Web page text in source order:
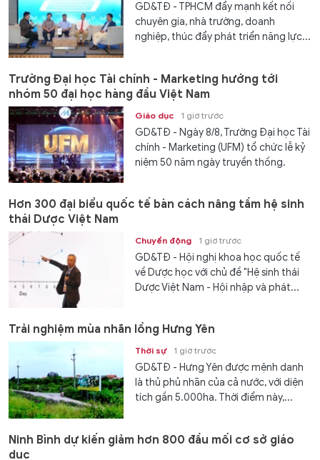
GD&TĐ - TPHCM đẩy mạnh kết nối
chuyên gia, nhà trường, doanh
nghiệp, thúc đẩy phát triển năng lực...
Trường Đại học Tài chính - Marketing hướng tới
nhóm 50 đại học hàng đầu Việt Nam
Giáo dục 1 giờ trước
GD&TĐ - Ngày 8/8, Trường Đại học Tài
chính - Marketing (UFM) tổ chức lễ kỷ
niệm 50 năm ngày truyền thống.
Hơn 300 đại biểu quốc tế bàn cách nâng tầm hệ sinh
thái Dược Việt Nam
Chuyển động 1 giờ trước
GD&TĐ - Hội nghị khoa học quốc tế
về Dược học với chủ đề "Hệ sinh thái
Dược Việt Nam - Hội nhập và phát...
Trải nghiệm mùa nhãn lồng Hưng Yên
Thời sự 1 giờ trước
GD&TĐ - Hưng Yên được mệnh danh
là thủ phủ nhãn của cả nước, với diện
tích gần 5.000ha. Thời điểm này,...
Ninh Bình dự kiến giảm hơn 800 đầu mối cơ sở giáo
dục